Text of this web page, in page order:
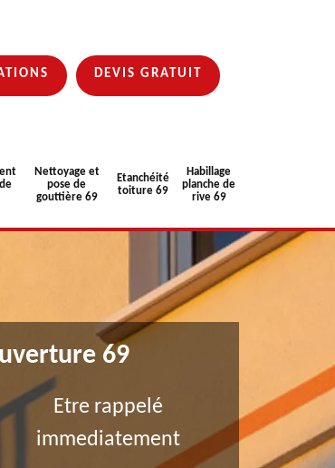
DEVIS GRATUIT
Nettoyage et
pose de
gouttière 69
Etanchéité
toiture 69
Habillage
planche de
rive 69
69
Etre rappelé
immediatement